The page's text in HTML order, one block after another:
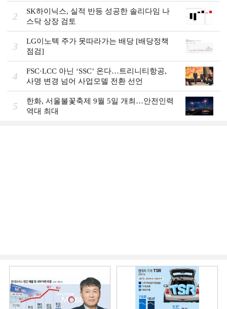
2
SK하이닉스, 실적 반등 성공한 솔리다임 나
스닥 상장 검토
3
LG이노텍 주가 못따라가는 배당 [배당정책
점검]
4
FSC·LCC 아닌 ‘SSC’ 온다…트리니티항공,
사명 변경 넘어 사업모델 전환 선언
5
한화, 서울불꽃축제 9월 5일 개최…안전인력
역대 최대